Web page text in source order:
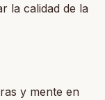
la calidad de la
y mente en